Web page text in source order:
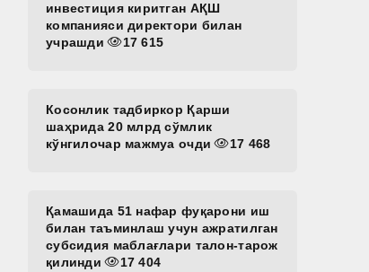
инвестиция киритган АҚШ
компанияси директори билан
учрашди
17 615
Косонлик тадбиркор Қарши
шаҳрида 20 млрд сўмлик
кўнгилочар мажмуа очди
17 468
Қамашида 51 нафар фуқарони иш
билан таъминлаш учун ажратилган
субсидия маблағлари талон-тарож
қилинди
17 404